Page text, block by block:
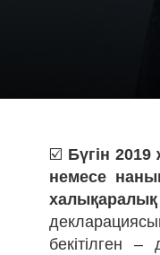
☑️ Бүгін
немесе
бекітілген